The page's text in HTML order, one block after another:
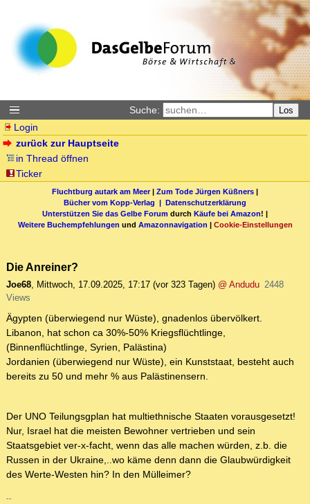
Suche: Los
Login
zurück zur Hauptseite
in Thread öffnen
Ticker
Fluchtburg autark am Meer| Zum Tode Jürgen Küßners |
Bücher vom Kopp-Verlag | Datenschutzerklärung
Unterstützen Sie das Gelbe Forum durch Käufe bei Amazon! |
Weitere Buchempfehlungen und Amazonnavigation | Cookie-Einstellungen
Die Anreiner?
Joe68, Mittwoch, 17.09.2025, 17:17 (vor 323 Tagen) @ Andudu 2448
Views
Ägypten (überwiegend nur Wüste), gnadenlos übervölkert.
Libanon, hat schon ca 30%-50% Kriegsflüchtlinge,
(Binnenflüchtlinge, Syrien, Palästina)
Jordanien (überwiegend nur Wüste), ein Kunststaat, besteht auch
bereits zu 50 und mehr % aus Palästinensern.
Der UNO Teilungsgplan hat multiethnische Staaten vorausgesetzt!
Nur, Israel hat die meisten Bewohner vertrieben und sein
Staatsgebiet ver-x-facht, wenn das alle machen würden, z.b. die
Russen in der Ukraine,..wo käme denn dann die Glaubwürdigkeit
des Werte-Westen hin? In den Mülleimer?
--